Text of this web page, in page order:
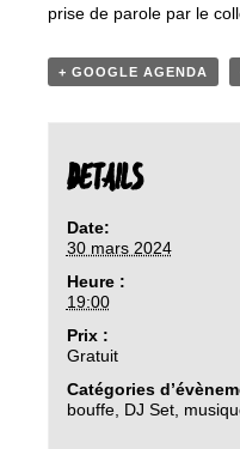
prise de parole par le
+ GOOGLE AGENDA
DETAILS
Date:
30 mars 2024
Heure :
19:00
Prix :
Gratuit
Catégories
bouffe, DJ Set,